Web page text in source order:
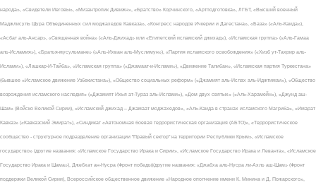
народа», «Свидетели Иеговы», «Мизантропик Дивижн», «Братство» Корчинского, «Артподготовка», ЛГБТ, «Высший военный
Маджлисуль Шура Объединенных сил моджахедов Кавказа», «Конгресс народов Ичкерии и Дагестана», «База» («Аль-Каида»),
«Асбат аль-Ансар», «Священная война» («Аль-Джихад» или «Египетский исламский джихад»), «Исламская группа» («Аль-Гамаа
аль-Исламия»), «Братья-мусульмане» («Аль-Ихван аль-Муслимун»), «Партия исламского освобождения» («Хизб ут-Тахрир аль-
Ислами»), «Лашкар-И-Тайба», «Исламская группа» («Джамаат-и-Ислами»), «Движение Талибан», «Исламская партия Туркестана»
(бывшее «Исламское движение Узбекистана»), «Общество социальных реформ» («Джамият аль-Ислах аль-Иджтимаи»), «Общество
возрождения исламского наследия» («Джамият Ихья ат-Тураз аль-Ислами»), «Дом двух святых» («Аль-Харамейн»), «Джунд аш-
Шам» (Войско Великой Сирии), «Исламский джихад – Джамаат моджахедов», «Аль-Каида в странах исламского Магриба», «Имарат
Кавказ» («Кавказский Эмират»), «Синдикат «Автономная боевая террористическая организация (АБТО)», «Террористическое
сообщество - структурное подразделение организации "Правый сектор" на территории Республики Крым», «Исламское
государство» (другие названия: «Исламское Государство Ирака и Сирии», «Исламское Государство Ирака и Леванта», «Исламское
Государство Ирака и Шама»), Джебхат ан-Нусра (Фронт победы)(другие названия: «Джабха аль-Нусра ли-Ахль аш-Шам» (Фронт
поддержки Великой Сирии), Всероссийское общественное движение «Народное ополчение имени К. Минина и Д. Пожарского»,